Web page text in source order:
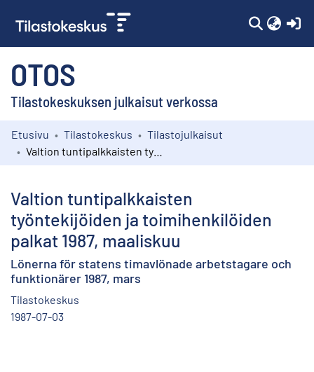
OTOS
Tilastokeskuksen julkaisut verkossa
Kokoelmat
Etusivu Tilastokeskus
Tilastojulkaisut
Valtion tuntipalkkaisten
työntekijöiden ja toimihenkilöiden
palkat 1987, maaliskuu
Lönerna för statens timavlönade arbetstagare och
funktionärer 1987, mars
Tilastokeskus
1987-07-03